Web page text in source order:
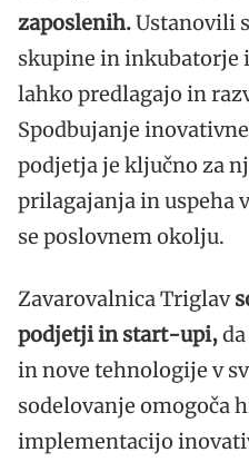
zaposlenih.Ustanovili
skupine in inkubatorje
lahko predlagajo in
Spodbujanje
podjetja je ključno za
prilagajanja in uspeha
se poslovnem okolju.
Zavarovalnica Triglav
podjetji in start-upi,
in nove tehnologije v
sodelovanje omogoča
implementacijo